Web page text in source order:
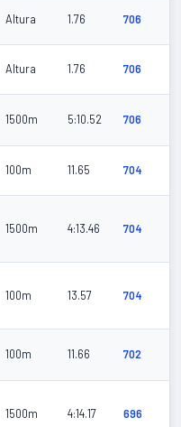
Altura 1.76 706
Altura 1.76 706
1500m 5:10.52 706
100m 11.65 704
1500m 4:13.46 704
100m 13.57 704
100m 11.66 702
1500m 4:14.17 696